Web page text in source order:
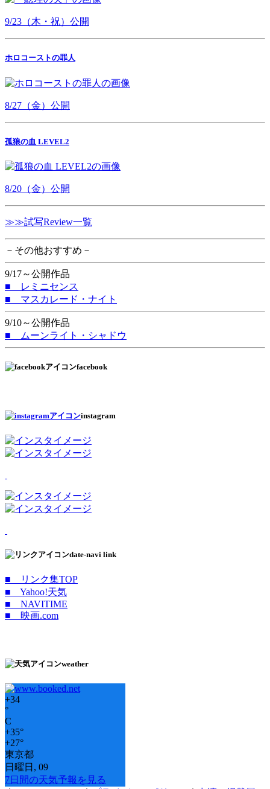
9/23（木・祝）公開
ホロコーストの罪人
8/27（金）公開
孤狼の血 LEVEL2
8/20（金）公開
≫≫試写Review一覧
－その他おすすめ－
9/17～公開作品
■ レミニセンス
■ マスカレード・ナイト
9/10～公開作品
■ ムーンライト・シャドウ
facebook
instagram
date-navi link
■ リンク集TOP
■ Yahoo!天気
■ NAVITIME
■ 映画.com
weather
+34
°
C
+35°
+27°
東京都
日曜日, 09
7日間の天気予報を見る